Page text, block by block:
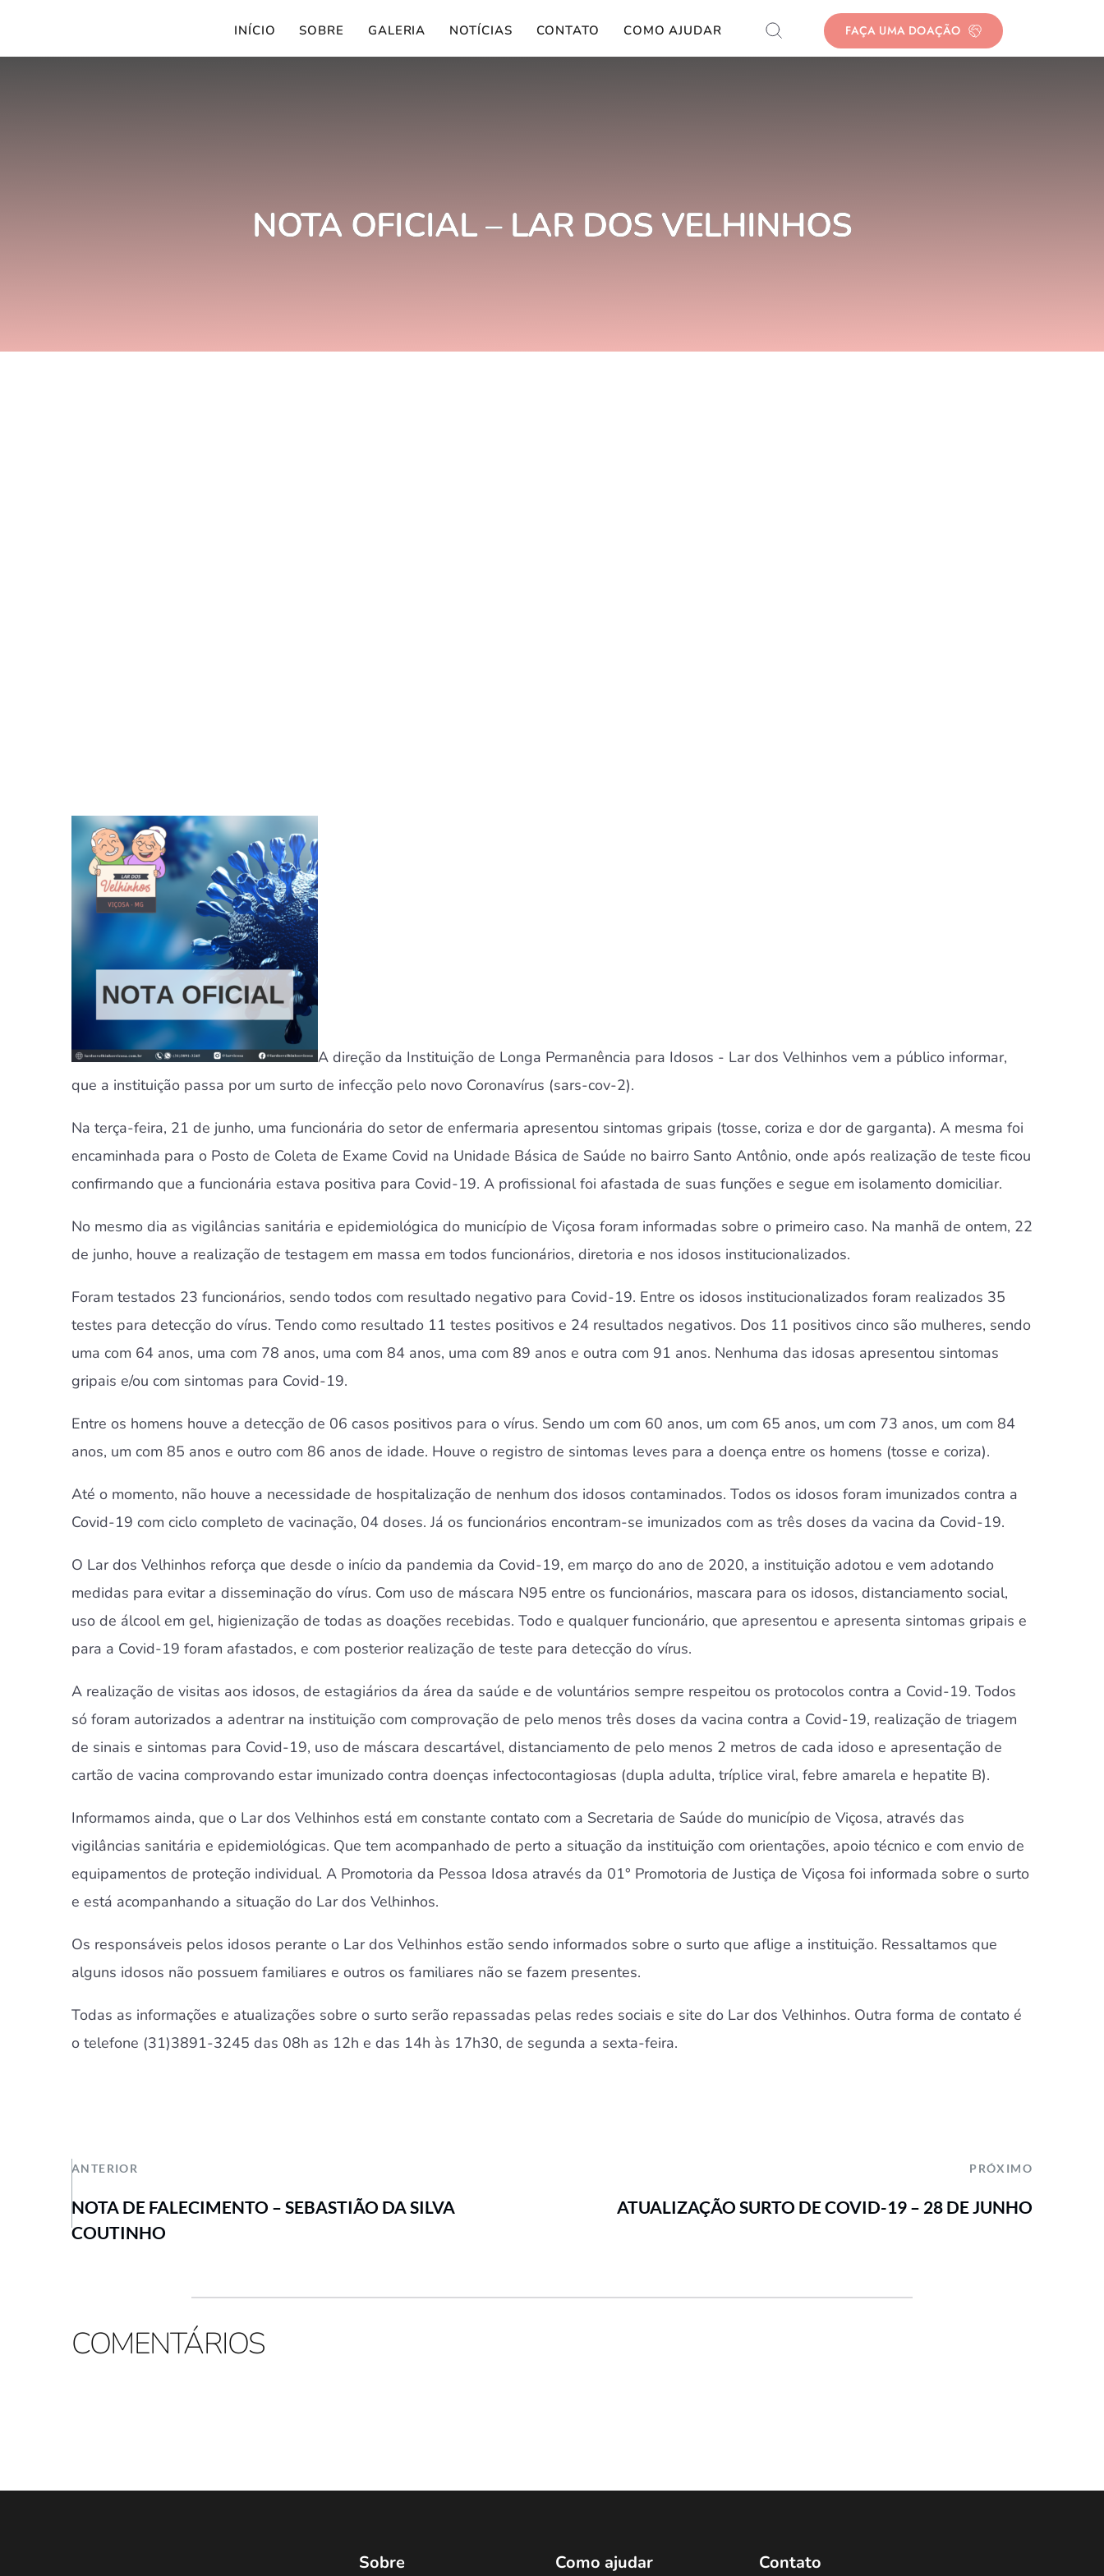
INÍCIO SOBRE GALERIA NOTÍCIAS CONTATO COMO AJUDAR FAÇA UMA DOAÇÃO
NOTA OFICIAL – LAR DOS VELHINHOS
A direção da Instituição de Longa Permanência para Idosos - Lar dos Velhinhos vem a público informar,
que a instituição passa por um surto de infecção pelo novo Coronavírus (sars-cov-2).
Na terça-feira, 21 de junho, uma funcionária do setor de enfermaria apresentou sintomas gripais (tosse, coriza e dor de garganta). A mesma foi
encaminhada para o Posto de Coleta de Exame Covid na Unidade Básica de Saúde no bairro Santo Antônio, onde após realização de teste ficou
confirmando que a funcionária estava positiva para Covid-19. A profissional foi afastada de suas funções e segue em isolamento domiciliar.
No mesmo dia as vigilâncias sanitária e epidemiológica do município de Viçosa foram informadas sobre o primeiro caso. Na manhã de ontem, 22
de junho, houve a realização de testagem em massa em todos funcionários, diretoria e nos idosos institucionalizados.
Foram testados 23 funcionários, sendo todos com resultado negativo para Covid-19. Entre os idosos institucionalizados foram realizados 35
testes para detecção do vírus. Tendo como resultado 11 testes positivos e 24 resultados negativos. Dos 11 positivos cinco são mulheres, sendo
uma com 64 anos, uma com 78 anos, uma com 84 anos, uma com 89 anos e outra com 91 anos. Nenhuma das idosas apresentou sintomas
gripais e/ou com sintomas para Covid-19.
Entre os homens houve a detecção de 06 casos positivos para o vírus. Sendo um com 60 anos, um com 65 anos, um com 73 anos, um com 84
anos, um com 85 anos e outro com 86 anos de idade. Houve o registro de sintomas leves para a doença entre os homens (tosse e coriza).
Até o momento, não houve a necessidade de hospitalização de nenhum dos idosos contaminados. Todos os idosos foram imunizados contra a
Covid-19 com ciclo completo de vacinação, 04 doses. Já os funcionários encontram-se imunizados com as três doses da vacina da Covid-19.
O Lar dos Velhinhos reforça que desde o início da pandemia da Covid-19, em março do ano de 2020, a instituição adotou e vem adotando
medidas para evitar a disseminação do vírus. Com uso de máscara N95 entre os funcionários, mascara para os idosos, distanciamento social,
uso de álcool em gel, higienização de todas as doações recebidas. Todo e qualquer funcionário, que apresentou e apresenta sintomas gripais e
para a Covid-19 foram afastados, e com posterior realização de teste para detecção do vírus.
A realização de visitas aos idosos, de estagiários da área da saúde e de voluntários sempre respeitou os protocolos contra a Covid-19. Todos
só foram autorizados a adentrar na instituição com comprovação de pelo menos três doses da vacina contra a Covid-19, realização de triagem
de sinais e sintomas para Covid-19, uso de máscara descartável, distanciamento de pelo menos 2 metros de cada idoso e apresentação de
cartão de vacina comprovando estar imunizado contra doenças infectocontagiosas (dupla adulta, tríplice viral, febre amarela e hepatite B).
Informamos ainda, que o Lar dos Velhinhos está em constante contato com a Secretaria de Saúde do município de Viçosa, através das
vigilâncias sanitária e epidemiológicas. Que tem acompanhado de perto a situação da instituição com orientações, apoio técnico e com envio de
equipamentos de proteção individual. A Promotoria da Pessoa Idosa através da 01° Promotoria de Justiça de Viçosa foi informada sobre o surto
e está acompanhando a situação do Lar dos Velhinhos.
Os responsáveis pelos idosos perante o Lar dos Velhinhos estão sendo informados sobre o surto que aflige a instituição. Ressaltamos que
alguns idosos não possuem familiares e outros os familiares não se fazem presentes.
Todas as informações e atualizações sobre o surto serão repassadas pelas redes sociais e site do Lar dos Velhinhos. Outra forma de contato é
o telefone (31)3891-3245 das 08h as 12h e das 14h às 17h30, de segunda a sexta-feira.
ANTERIOR PRÓXIMO
NOTA DE FALECIMENTO – SEBASTIÃO DA SILVA
COUTINHO
ATUALIZAÇÃO SURTO DE COVID-19 – 28 DE JUNHO
COMENTÁRIOS
Sobre Como ajudar Contato